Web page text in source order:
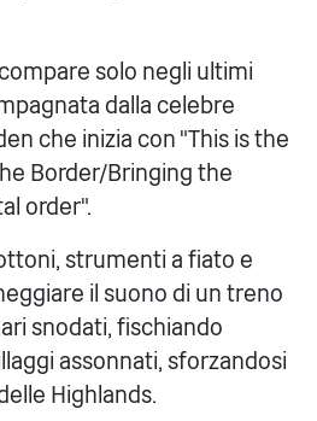
solo negli ultimi
dalla celebre
che inizia con "This is the
Border/Bringing the
order".
strumenti a fiato e
il suono di un treno
snodati, fischiando
assonnati, sforzandosi
Highlands.